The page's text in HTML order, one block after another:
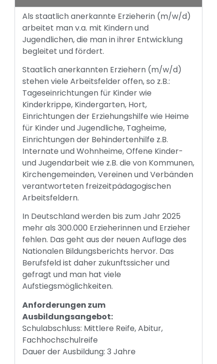
Als staatlich anerkannte Erzieherin (m/w/d)
arbeitet man v.a. mit Kindern und
Jugendlichen, die man in ihrer Entwicklung
begleitet und fördert.
Staatlich anerkannten Erziehern (m/w/d)
stehen viele Arbeitsfelder offen, so z.B.:
Tageseinrichtungen für Kinder wie
Kinderkrippe, Kindergarten, Hort,
Einrichtungen der Erziehungshilfe wie Heime
für Kinder und Jugendliche, Tagheime,
Einrichtungen der Behindertenhilfe z.B.
Internate und Wohnheime, Offene Kinder-
und Jugendarbeit wie z.B. die von Kommunen,
Kirchengemeinden, Vereinen und Verbänden
verantworteten freizeitpädagogischen
Arbeitsfeldern.
In Deutschland werden bis zum Jahr 2025
mehr als 300.000 Erzieherinnen und Erzieher
fehlen. Das geht aus der neuen Auflage des
Nationalen Bildungsberichts hervor. Das
Berufsfeld ist daher zukunftssicher und
gefragt und man hat viele
Aufstiegsmöglichkeiten.
Anforderungen zum
Ausbildungsangebot:
Schulabschluss: Mittlere Reife, Abitur,
Fachhochschulreife
Dauer der Ausbildung: 3 Jahre